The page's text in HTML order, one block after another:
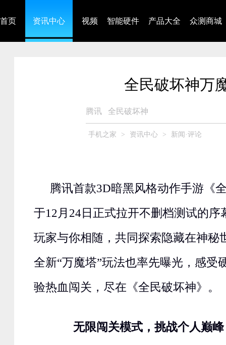
首页 资讯中心 视频 智能硬件 产品大全 众测商城
全民破坏神万
腾讯 全民破坏神
手机之家 > 资讯中心 > 新闻·评论
腾讯首款3D暗黑风格动作手游《
于12月24日正式拉开不删档测试的序
玩家与你相随，共同探索隐藏在神秘
全新“万魔塔”玩法也率先曝光，感受
验热血闯关，尽在《全民破坏神》。
无限闯关模式，挑战个人巅峰